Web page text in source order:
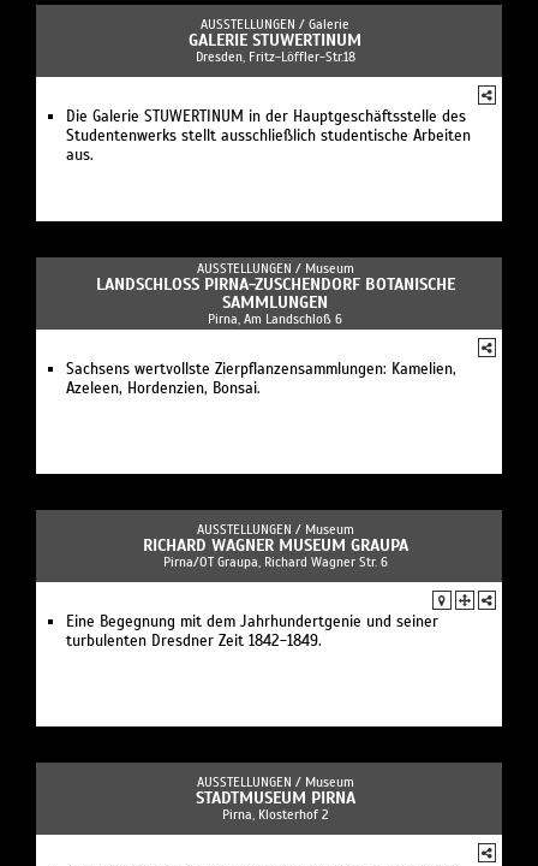
AUSSTELLUNGEN / Galerie
GALERIE STUWERTINUM
Dresden, Fritz-Löffler-Str.18
Die Galerie STUWERTINUM in der Hauptgeschäftsstelle des
Studentenwerks stellt ausschließlich studentische Arbeiten
aus.
AUSSTELLUNGEN / Museum
LANDSCHLOSS PIRNA-ZUSCHENDORF BOTANISCHE S
AMMLUNGEN
Pirna, Am Landschloß 6
Sachsens wertvollste Zierpflanzensammlungen: Kamelien,
Azeleen, Hordenzien, Bonsai.
AUSSTELLUNGEN / Museum
RICHARD WAGNER MUSEUM GRAUPA
Pirna/OT Graupa, Richard Wagner Str. 6
Eine Begegnung mit dem Jahrhundertgenie und seiner
turbulenten Dresdner Zeit 1842-1849.
AUSSTELLUNGEN / Museum
STADTMUSEUM PIRNA
Pirna, Klosterhof 2